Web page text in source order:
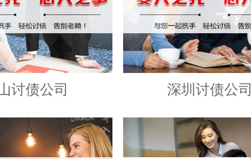
讨债公司 深圳讨债公